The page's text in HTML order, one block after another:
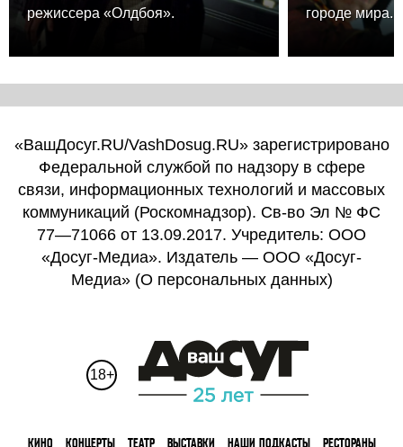
режиссера «Олдбоя».
городе мира.
«ВашДосуг.RU/VashDosug.RU» зарегистрировано
Федеральной службой по надзору в сфере
связи, информационных технологий и массовых
коммуникаций (Роскомнадзор). Св-во Эл № ФС
77—71066 от 13.09.2017. Учредитель: ООО
«Досуг-Медиа». Издатель — ООО «Досуг-
Медиа» (О персональных данных)
18+
КИНО КОНЦЕРТЫ ТЕАТР ВЫСТАВКИ НАШИ ПОДКАСТЫ РЕСТОРАНЫ